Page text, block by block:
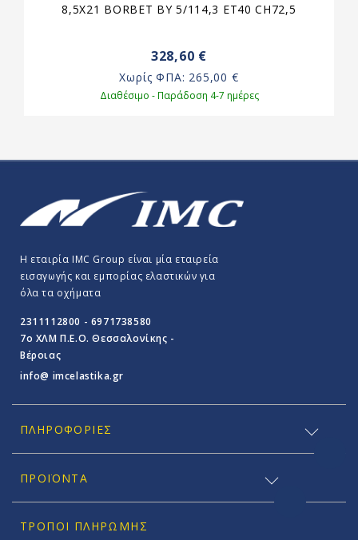
8,5X21 BORBET BY 5/114,3 ET40 CH72,5
328,60 €
Χωρίς ΦΠΑ: 265,00 €
Διαθέσιμο - Παράδοση 4-7 ημέρες
Η εταιρία IMC Group είναι μία εταιρεία
εισαγωγής και εμπορίας ελαστικών για
όλα τα οχήματα
2311112800 - 6971738580
7o ΧΛΜ Π.E.O. Θεσσαλονίκης -
Βέροιας
info@ imcelastika.gr
ΠΛΗΡΟΦΟΡΊΕΣ
ΠΡΟΪΟΝΤΑ
ΤΡΌΠΟΙ ΠΛΗΡΩΜΉΣ